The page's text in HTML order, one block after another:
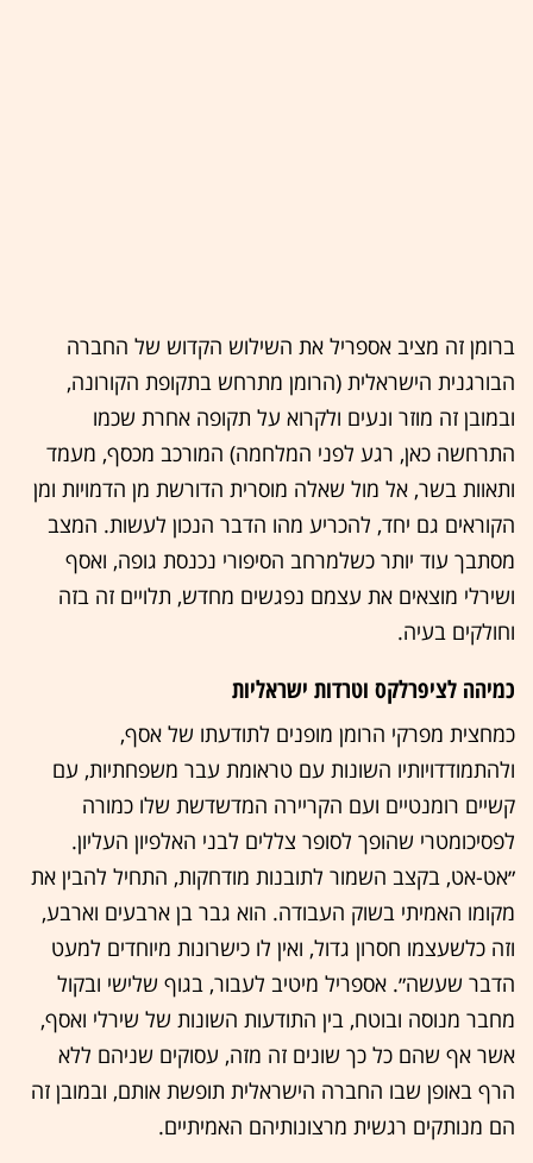
ברומן זה מציב אספריל את השילוש הקדוש של החברה
הבורגנית הישראלית (הרומן מתרחש בתקופת הקורונה,
ובמובן זה מוזר ונעים ולקרוא על תקופה אחרת שכמו
התרחשה כאן, רגע לפני המלחמה) המורכב מכסף, מעמד
ותאוות בשר, אל מול שאלה מוסרית הדורשת מן הדמויות ומן
הקוראים גם יחד, להכריע מהו הדבר הנכון לעשות. המצב
מסתבך עוד יותר כשלמרחב הסיפורי נכנסת גופה, ואסף
ושירלי מוצאים את עצמם נפגשים מחדש, תלויים זה בזה
וחולקים בעיה.
כמיהה לציפרלקס וטרדות ישראליות
כמחצית מפרקי הרומן מופנים לתודעתו של אסף,
ולהתמודדויותיו השונות עם טראומת עבר משפחתיות, עם
קשיים רומנטיים ועם הקריירה המדשדשת שלו כמורה
לפסיכומטרי שהופך לסופר צללים לבני האלפיון העליון.
״אט-אט, בקצב השמור לתובנות מודחקות, התחיל להבין את
מקומו האמיתי בשוק העבודה. הוא גבר בן ארבעים וארבע,
וזה כלשעצמו חסרון גדול, ואין לו כישרונות מיוחדים למעט
הדבר שעשה״. אספריל מיטיב לעבור, בגוף שלישי ובקול
מחבר מנוסה ובוטח, בין התודעות השונות של שירלי ואסף,
אשר אף שהם כל כך שונים זה מזה, עסוקים שניהם ללא
הרף באופן שבו החברה הישראלית תופשת אותם, ובמובן זה
הם מנותקים רגשית מרצונותיהם האמיתיים.